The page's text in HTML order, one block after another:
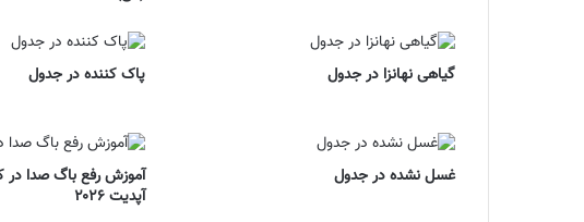
گیاهی نهانزا در جدول پاک کننده در جدول
غسل نشده در جدول
آموزش رفع باگ صدا در
آپدیت ۲۰۲۶